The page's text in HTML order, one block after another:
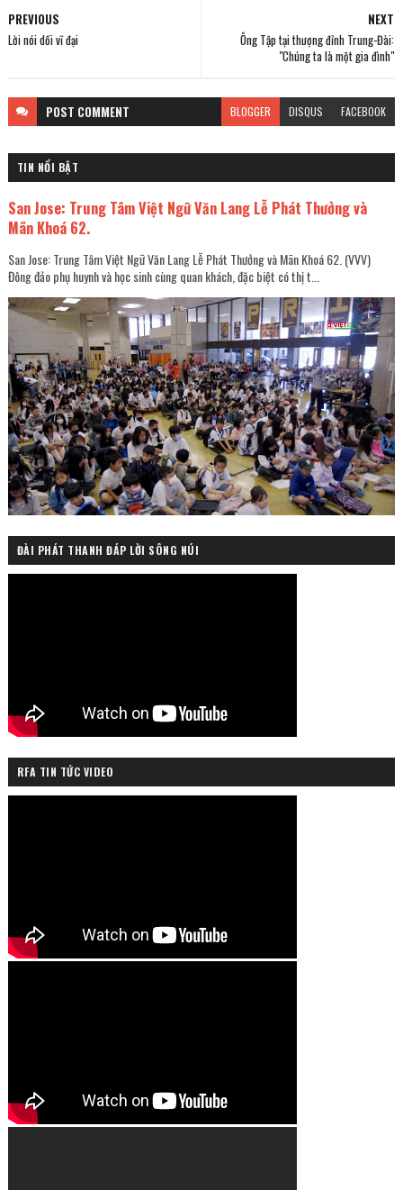
NEXT
Ông Tập tại thượng đỉnh Trung-Đài:
"Chúng ta là một gia đình"
PREVIOUS
Lời nói dối vĩ đại
POST COMMENT BLOGGER DISQUS FACEBOOK
TIN NỔI BẬT
San Jose: Trung Tâm Việt Ngữ Văn Lang Lễ Phát Thưởng và
Mãn Khoá 62.
San Jose: Trung Tâm Việt Ngữ Văn Lang Lễ Phát Thưởng và Mãn Khoá 62. (VVV)
Đông đảo phụ huynh và học sinh cùng quan khách, đặc biệt có thị t...
ĐÀI PHÁT THANH ĐÁP LỜI SÔNG NÚI
RFA TIN TỨC VIDEO